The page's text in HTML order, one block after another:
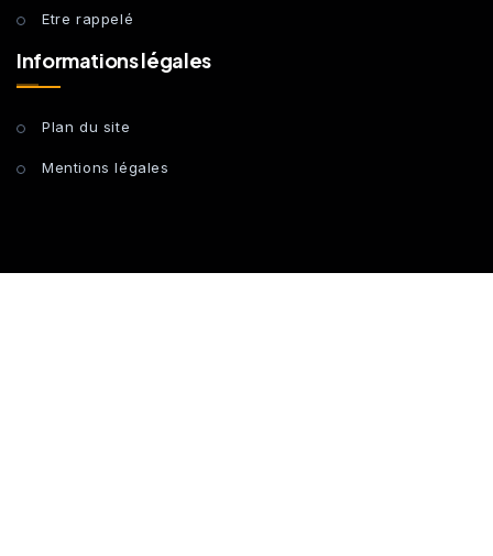
Etre rappelé
Informations légales
Plan du site
Mentions légales